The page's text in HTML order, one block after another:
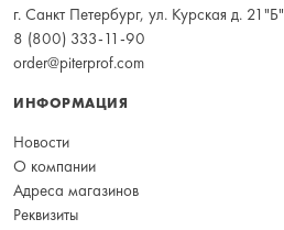
г. Санкт Петербург, ул. Курская д. 21"Б"
8 (800) 333-11-90
order@piterprof.com
ИНФОРМАЦИЯ
Новости
О компании
Адреса магазинов
Реквизиты